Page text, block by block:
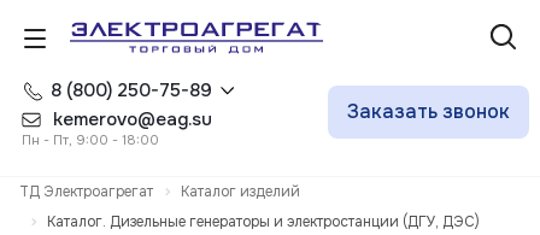
8 (800) 250-75-89
kemerovo@eag.su
Пн - Пт, 9:00 - 18:00
Заказать звонок
ТД Электроагрегат
Каталог изделий
Каталог. Дизельные генераторы и электростанции (ДГУ, ДЭС)